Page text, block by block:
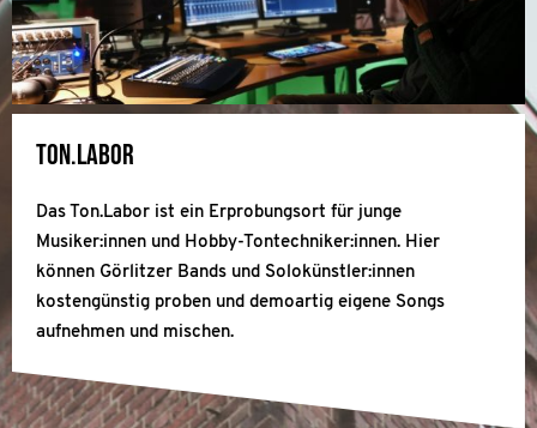
Ton.Labor
Das Ton.Labor ist ein Erprobungsort für junge
Musiker:innen und Hobby-Tontechniker:innen. Hier
können Görlitzer Bands und Solokünstler:innen
kostengünstig proben und demoartig eigene Songs
aufnehmen und mischen.